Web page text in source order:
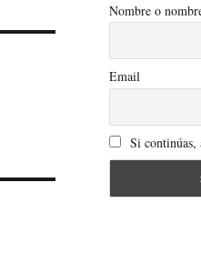
Nombre o
Email
Si continúas,